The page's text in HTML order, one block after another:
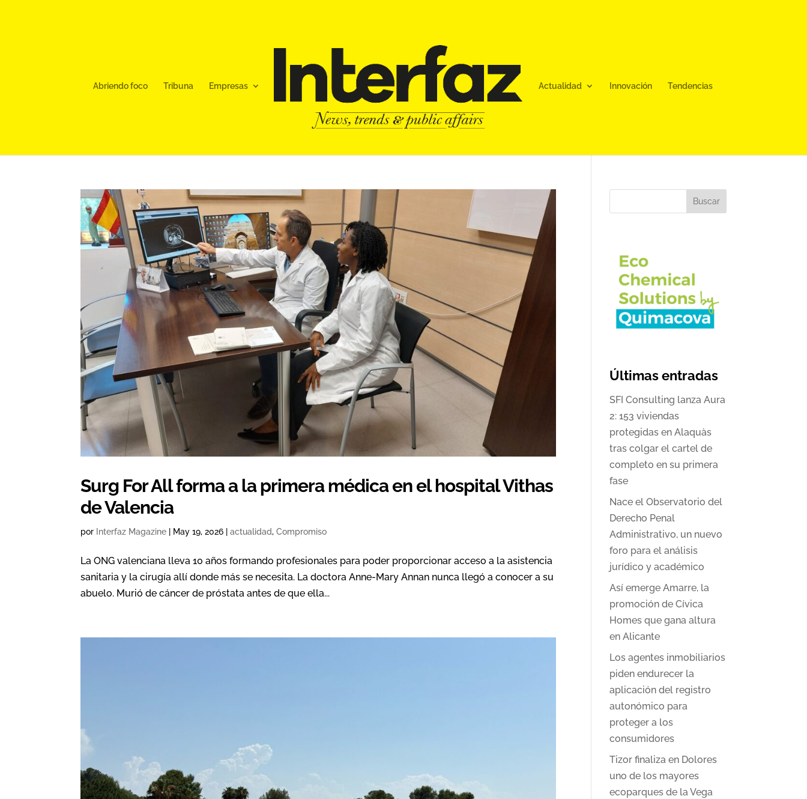
Abriendo foco Tribuna Empresas Actualidad Innovación Tendencias
Surg For All forma a la primera médica en el hospital Vithas
de Valencia
por Interfaz Magazine May 19, 2026 |actualidad,Compromiso
La ONG valenciana lleva 10 años formando profesionales para poder proporcionar acceso a la asistencia
sanitaria y la cirugía allí donde más se necesita. La doctora Anne-Mary Annan nunca llegó a conocer a su
abuelo. Murió de cáncer de próstata antes de que ella...
Buscar
Últimas entradas
SFI Consulting lanza Aura
2: 153 viviendas
protegidas en Alaquàs
tras colgar el cartel de
completo en su primera
fase
Nace el Observatorio del
Derecho Penal
Administrativo, un nuevo
foro para el análisis
jurídico y académico
Así emerge Amarre, la
promoción de Cívica
Homes que gana altura
en Alicante
Los agentes inmobiliarios
piden endurecer la
aplicación del registro
autonómico para
proteger a los
consumidores
Tizor finaliza en Dolores
uno de los mayores
ecoparques de la Vega